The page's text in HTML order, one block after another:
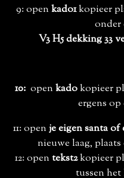
9: openkado1kopieer
onder
V3 H5 dekking 33
10: openkadokopieer
ergens
11: openje eigen santa of
nieuwe laag,
12: open tekst2kopieer
tussen